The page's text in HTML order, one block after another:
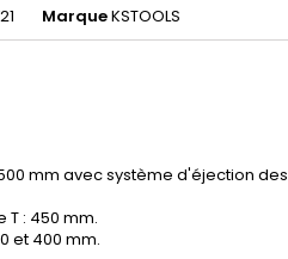
MarqueKSTOOLS
mm avec système d'éjection des
T : 450 mm.
et 400 mm.